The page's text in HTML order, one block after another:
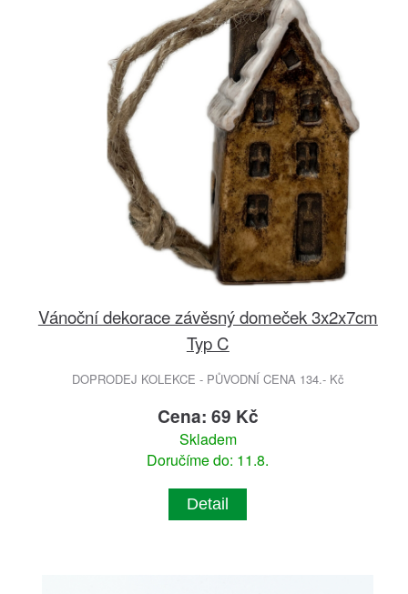
Vánoční dekorace závěsný domeček 3x2x7cm
Typ C
DOPRODEJ KOLEKCE - PŮVODNÍ CENA 134.- Kč
Cena: 69 Kč
Skladem
Doručíme do: 11.8.
Detail